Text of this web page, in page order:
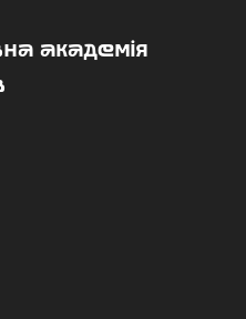
академія